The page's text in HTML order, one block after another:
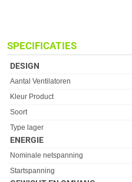
SPECIFICATIES
DESIGN
Eigenschap Waarde
Aantal Ventilatoren
Kleur Product
Soort
Type lager
ENERGIE
Eigenschap Waarde
Nominale netspanning
Startspanning